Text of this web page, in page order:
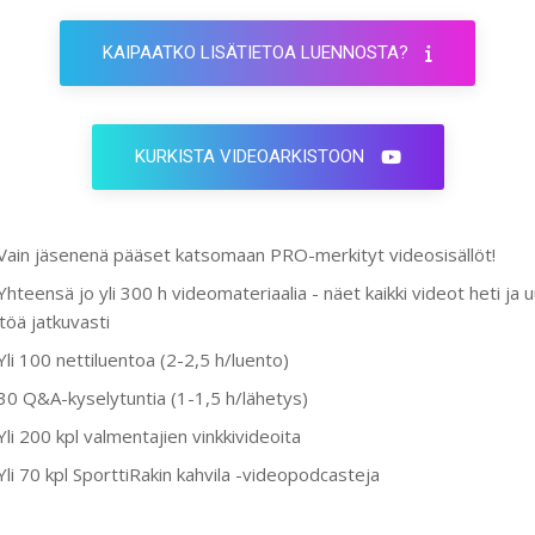
KAIPAATKO LISÄTIETOA LUENNOSTA?
KURKISTA VIDEOARKISTOON
jäsenenä pääset katsomaan PRO-merkityt videosisällöt!
jo yli 300 h videomateriaalia - näet kaikki videot heti ja
jatkuvasti
100 nettiluentoa (2-2,5 h/luento)
Q&A-kyselytuntia (1-1,5 h/lähetys)
200 kpl valmentajien vinkkivideoita
70 kpl SporttiRakin kahvila -videopodcasteja